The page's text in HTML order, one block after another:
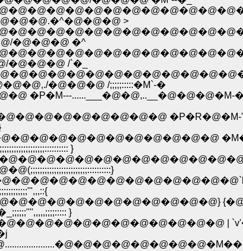
>
�@�@�@ �^
�@�@�@ /`�_
�@�@�@ /;;;;;:::::�M`-�
�P�M---......___�@�@,..__�@�@�@�M-
�P�R�@�M-
}
{�@
}
|